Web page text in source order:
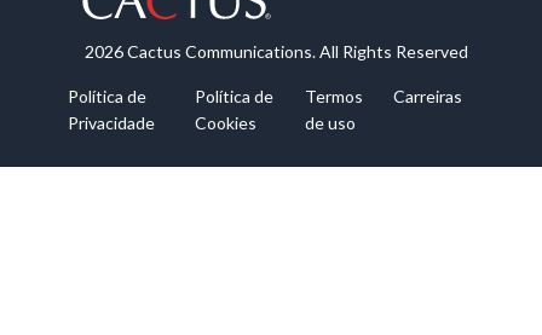
2026 Cactus Communications. All Rights Reserved
Política de
Privacidade
Política de
Cookies
Termos
de uso
Carreiras